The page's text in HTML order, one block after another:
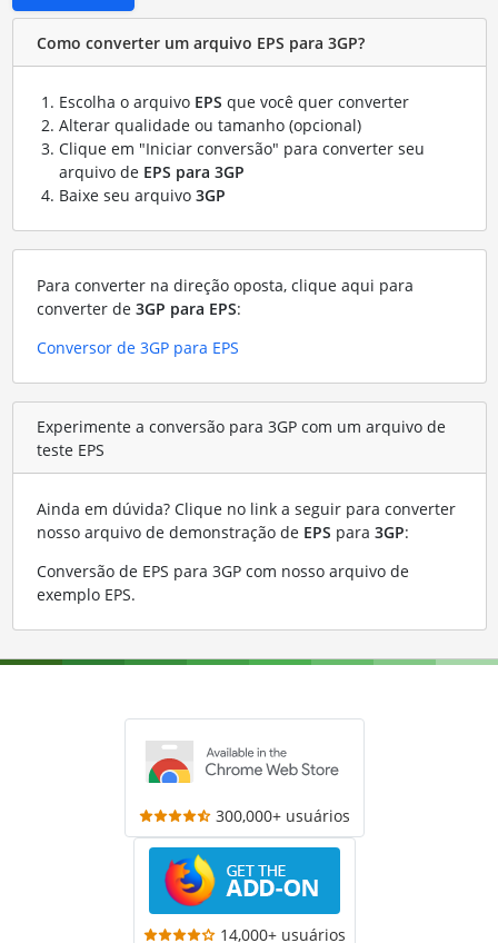
Como converter um arquivo EPS para 3GP?
Escolha o arquivo EPS que você quer converter
Alterar qualidade ou tamanho (opcional)
Clique em "Iniciar conversão" para converter seu
arquivo de EPS para 3GP
Baixe seu arquivo 3GP
Para converter na direção oposta, clique aqui para
converter de 3GP para EPS:
Conversor de 3GP para EPS
Experimente a conversão para 3GP com um arquivo de
teste EPS
Ainda em dúvida? Clique no link a seguir para converter
nosso arquivo de demonstração de EPS para 3GP:
Conversão de EPS para 3GP com nosso arquivo de
exemplo EPS.
300,000+ usuários
14,000+ usuários